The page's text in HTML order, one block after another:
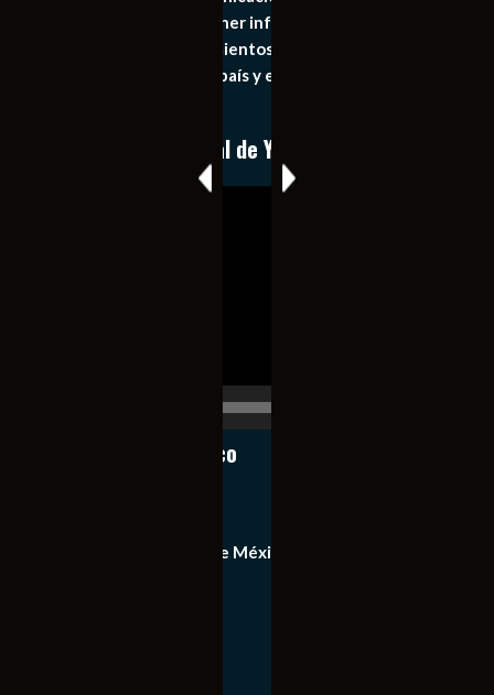
principal objetivo mantener informado al publico en
general de los acontecimientos mas recientes e
importantes de nuestro país y el mundo de forma eficaz,
Conoce nuestro canal de YouTube
Notiexpress de México
Equipo de Notiexpress de México